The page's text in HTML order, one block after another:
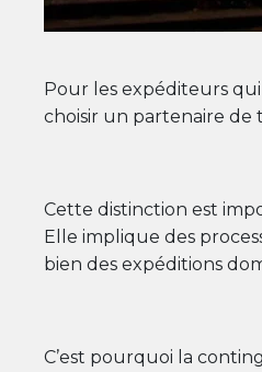
Pour les expéditeurs
choisir un partenaire de
Cette distinction est
Elle implique des
bien des expéditions
C’est pourquoi la